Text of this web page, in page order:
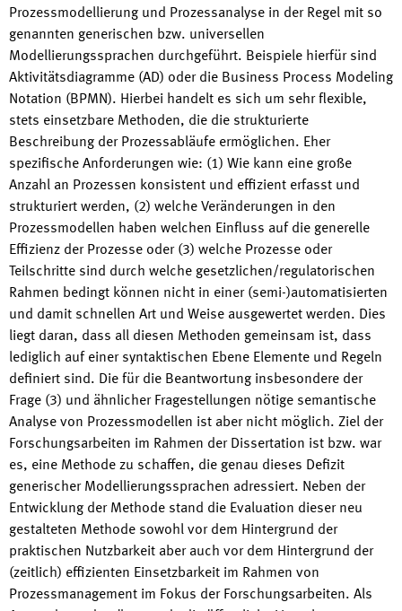
Prozessmodellierung und Prozessanalyse in der Regel mit so
genannten generischen bzw. universellen
Modellierungssprachen durchgeführt. Beispiele hierfür sind
Aktivitätsdiagramme (AD) oder die Business Process Modeling
Notation (BPMN). Hierbei handelt es sich um sehr flexible,
stets einsetzbare Methoden, die die strukturierte
Beschreibung der Prozessabläufe ermöglichen. Eher
spezifische Anforderungen wie: (1) Wie kann eine große
Anzahl an Prozessen konsistent und effizient erfasst und
strukturiert werden, (2) welche Veränderungen in den
Prozessmodellen haben welchen Einfluss auf die generelle
Effizienz der Prozesse oder (3) welche Prozesse oder
Teilschritte sind durch welche gesetzlichen/regulatorischen
Rahmen bedingt können nicht in einer (semi-)automatisierten
und damit schnellen Art und Weise ausgewertet werden. Dies
liegt daran, dass all diesen Methoden gemeinsam ist, dass
lediglich auf einer syntaktischen Ebene Elemente und Regeln
definiert sind. Die für die Beantwortung insbesondere der
Frage (3) und ähnlicher Fragestellungen nötige semantische
Analyse von Prozessmodellen ist aber nicht möglich. Ziel der
Forschungsarbeiten im Rahmen der Dissertation ist bzw. war
es, eine Methode zu schaffen, die genau dieses Defizit
generischer Modellierungssprachen adressiert. Neben der
Entwicklung der Methode stand die Evaluation dieser neu
gestalteten Methode sowohl vor dem Hintergrund der
praktischen Nutzbarkeit aber auch vor dem Hintergrund der
(zeitlich) effizienten Einsetzbarkeit im Rahmen von
Prozessmanagement im Fokus der Forschungsarbeiten. Als